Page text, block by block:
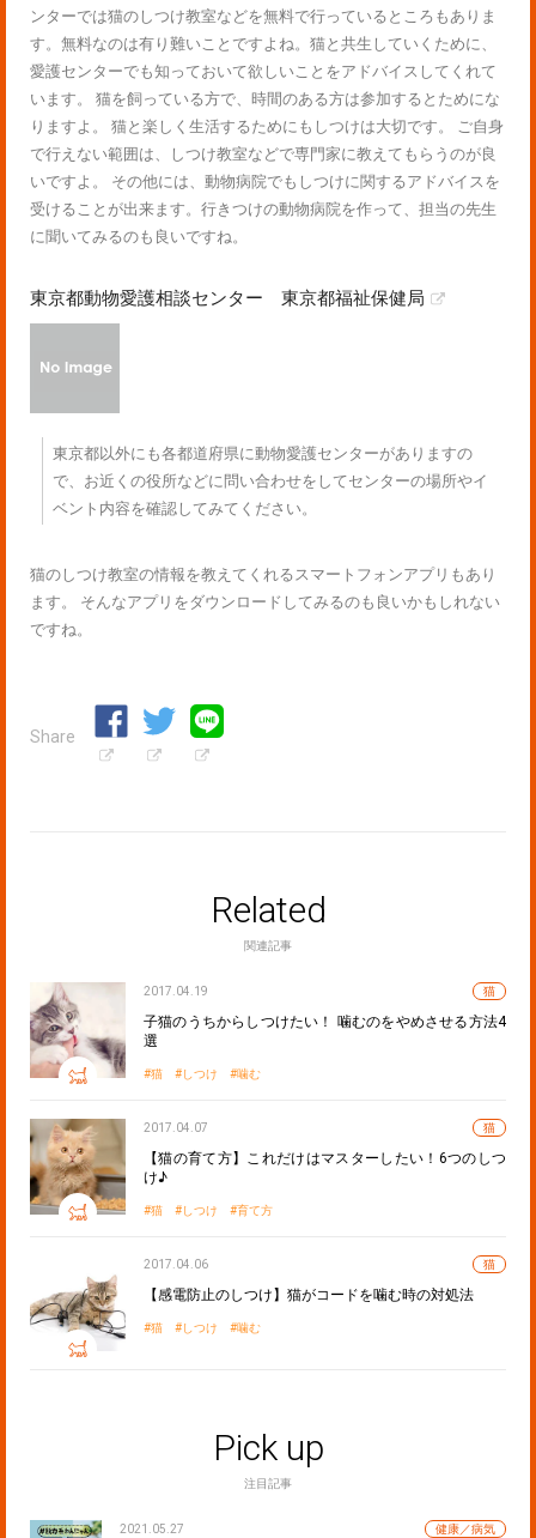
ンターでは猫のしつけ教室などを無料で行っているところもありま
す。無料なのは有り難いことですよね。猫と共生していくために、
愛護センターでも知っておいて欲しいことをアドバイスしてくれて
います。 猫を飼っている方で、時間のある方は参加するとためにな
りますよ。 猫と楽しく生活するためにもしつけは大切です。 ご自身
で行えない範囲は、しつけ教室などで専門家に教えてもらうのが良
いですよ。 その他には、動物病院でもしつけに関するアドバイスを
受けることが出来ます。行きつけの動物病院を作って、担当の先生
に聞いてみるのも良いですね。
東京都動物愛護相談センター 東京都福祉保健局
東京都以外にも各都道府県に動物愛護センターがありますの
で、お近くの役所などに問い合わせをしてセンターの場所やイ
ベント内容を確認してみてください。
猫のしつけ教室の情報を教えてくれるスマートフォンアプリもあり
ます。 そんなアプリをダウンロードしてみるのも良いかもしれない
ですね。
Share
Related
関連記事
2017.04.19 猫
子猫のうちからしつけたい！ 噛むのをやめさせる方法4
選
猫 しつけ 噛む
2017.04.07 猫
【猫の育て方】これだけはマスターしたい！6つのしつ
け♪
猫 しつけ 育て方
2017.04.06 猫
【感電防止のしつけ】猫がコードを噛む時の対処法
猫 しつけ 噛む
Pick up
注目記事
2021.05.27 健康／病気